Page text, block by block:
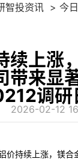
智投资讯 今
续上涨
带来显
调研
2026-02-12
价持续上涨，镁